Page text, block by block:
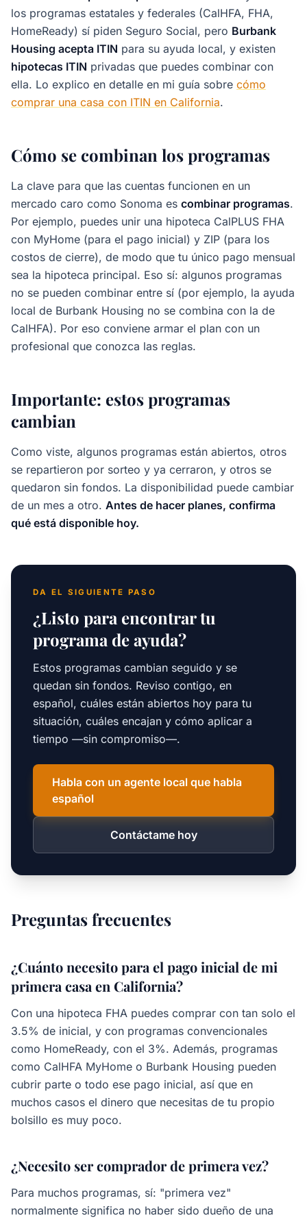
los programas estatales y federales (CalHFA, FHA,
HomeReady) sí piden Seguro Social, pero Burbank
Housing acepta ITIN para su ayuda local, y existen
hipotecas ITIN privadas que puedes combinar con
ella. Lo explico en detalle en mi guía sobre cómo
comprar una casa con ITIN en California.
Cómo se combinan los programas
La clave para que las cuentas funcionen en un
mercado caro como Sonoma es combinar programas.
Por ejemplo, puedes unir una hipoteca CalPLUS FHA
con MyHome (para el pago inicial) y ZIP (para los
costos de cierre), de modo que tu único pago mensual
sea la hipoteca principal. Eso sí: algunos programas
no se pueden combinar entre sí (por ejemplo, la ayuda
local de Burbank Housing no se combina con la de
CalHFA). Por eso conviene armar el plan con un
profesional que conozca las reglas.
Importante: estos programas
cambian
Como viste, algunos programas están abiertos, otros
se repartieron por sorteo y ya cerraron, y otros se
quedaron sin fondos. La disponibilidad puede cambiar
de un mes a otro. Antes de hacer planes, confirma
qué está disponible hoy.
DA EL SIGUIENTE PASO
¿Listo para encontrar tu
programa de ayuda?
Estos programas cambian seguido y se
quedan sin fondos. Reviso contigo, en
español, cuáles están abiertos hoy para tu
situación, cuáles encajan y cómo aplicar a
tiempo —sin compromiso—.
Habla con un agente local que habla
español
Contáctame hoy
Preguntas frecuentes
¿Cuánto necesito para el pago inicial de mi
primera casa en California?
Con una hipoteca FHA puedes comprar con tan solo el
3.5% de inicial, y con programas convencionales
como HomeReady, con el 3%. Además, programas
como CalHFA MyHome o Burbank Housing pueden
cubrir parte o todo ese pago inicial, así que en
muchos casos el dinero que necesitas de tu propio
bolsillo es muy poco.
¿Necesito ser comprador de primera vez?
Para muchos programas, sí: "primera vez"
normalmente significa no haber sido dueño de una